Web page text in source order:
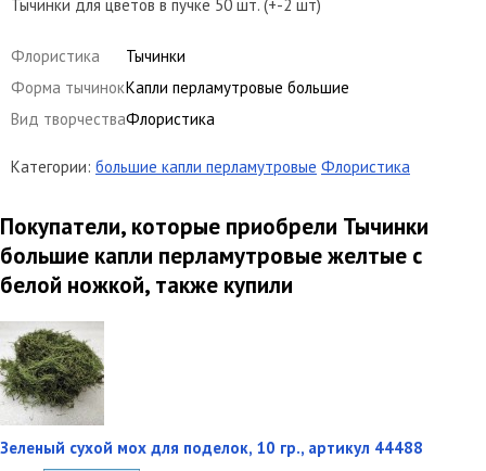
Тычинки для цветов в пучке 50 шт. (+-2 шт)
Флористика
Тычинки
Форма тычинокКапли перламутровые большие
Вид творчестваФлористика
Категории: большие капли перламутровые Флористика
Покупатели, которые приобрели Тычинки
большие капли перламутровые желтые с
белой ножкой, также купили
Зеленый сухой мох для поделок, 10 гр., артикул 44488